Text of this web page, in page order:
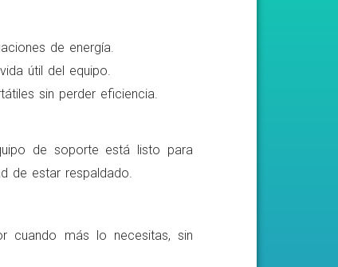
de energía.
útil del equipo.
sin perder eficiencia.
de soporte está listo para
de estar respaldado.
cuando más lo necesitas, sin